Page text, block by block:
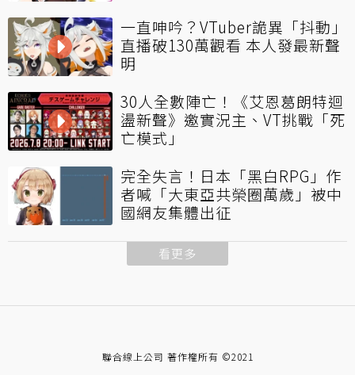
一直呻吟？VTuber詭異「抖動」
直播破130萬觀看 本人發最新聲
明
30人全數陣亡！《艾恩葛朗特迴
盪新聲》邀實況主、VT挑戰「死
亡模式」
完全失言！日本「黑白RPG」作
者喊「大東亞共榮圈萬歲」被中
國網友集體出征
看更多
聯合線上公司 著作權所有 ©2021